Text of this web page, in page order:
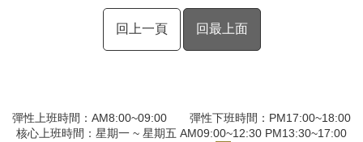
回上一頁 回最上面
彈性上班時間：AM8:00~09:00 彈性下班時間：PM17:00~18:00
核心上班時間：星期一 ~ 星期五 AM09:00~12:30 PM13:30~17:00